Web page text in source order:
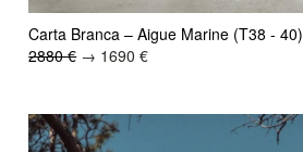
Carta Branca – Aigue Marine (T38 - 40)
2880 € → 1690 €